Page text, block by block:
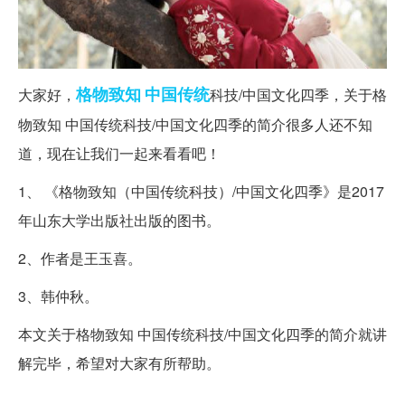
大家好，格物致知 中国传统科技/中国文化四季，关于格
物致知 中国传统科技/中国文化四季的简介很多人还不知
道，现在让我们一起来看看吧！
1、 《格物致知（中国传统科技）/中国文化四季》是2017
年山东大学出版社出版的图书。
2、作者是王玉喜。
3、韩仲秋。
本文关于格物致知 中国传统科技/中国文化四季的简介就讲
解完毕，希望对大家有所帮助。